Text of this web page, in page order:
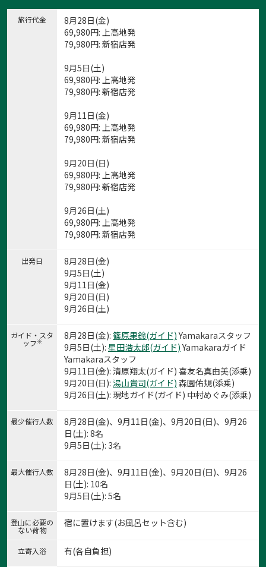
旅行代金
8月28日(金)
69,980円: 上高地発
79,980円: 新宿店発
9月5日(土)
69,980円: 上高地発
79,980円: 新宿店発
9月11日(金)
69,980円: 上高地発
79,980円: 新宿店発
9月20日(日)
69,980円: 上高地発
79,980円: 新宿店発
9月26日(土)
69,980円: 上高地発
79,980円: 新宿店発
出発日
8月28日(金)
9月5日(土)
9月11日(金)
9月20日(日)
9月26日(土)
ガイド・スタ
ッフ※ 8月28日(金): 篠原果鈴(ガイド) Yamakaraスタッフ
9月5日(土): 星田浩太郎(ガイド) Yamakaraガイド
Yamakaraスタッフ
9月11日(金): 清原翔太(ガイド) 喜友名真由美(添乗)
9月20日(日): 湯山貴司(ガイド) 森園佑規(添乗)
9月26日(土): 現地ガイド(ガイド) 中村めぐみ(添乗)
最少催行人数
8月28日(金)、9月11日(金)、9月20日(日)、9月26
日(土): 8名
9月5日(土): 3名
最大催行人数
8月28日(金)、9月11日(金)、9月20日(日)、9月26
日(土): 10名
9月5日(土): 5名
登山に必要の
ない荷物
宿に置けます(お風呂セット含む)
立寄入浴 有(各自負担)
1:上高地・いざ槍ヶ岳へ
1/28